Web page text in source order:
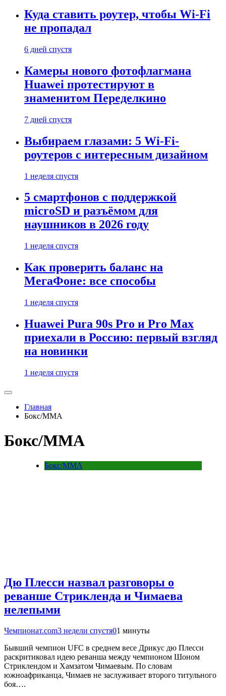
Куда ставить роутер, чтобы Wi-Fi
не пропадал
6 дней спустя
Камеры нового фотофлагмана
Huawei протестируют в
знаменитом Переделкино
7 дней спустя
Выбираем глазами: 5 Wi-Fi-
роутеров с интересным дизайном
1 неделя спустя
5 смартфонов с поддержкой
microSD и разъёмом для
наушников в 2026 году
1 неделя спустя
Как проверить баланс на
МегаФоне: все способы
1 неделя спустя
Huawei Pura 90s Pro и Pro Max
приехали в Россию: первый взгляд
на новинки
1 неделя спустя
Главная
Бокс/MMA
Бокс/MMA
Бокс/MMA
Дю Плесси назвал разговоры о
реванше Стрикленда и Чимаева
нелепыми
Чемпионат.com3 недели спустя01 минуты
Бывший чемпион UFC в среднем весе Дрикус дю Плесси
раскритиковал идею реванша между чемпионом Шоном
Стриклендом и Хамзатом Чимаевым. По словам
южноафриканца, Чимаев не заслуживает второго титульного
боя….